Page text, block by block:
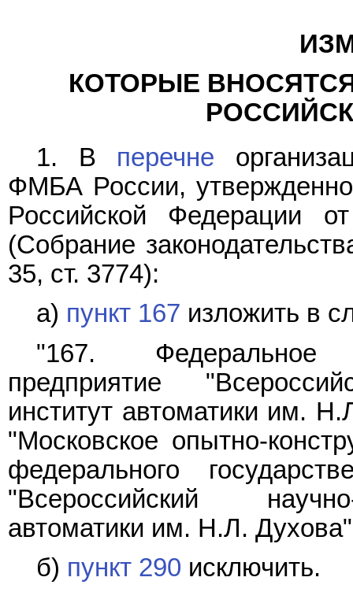
КОТОРЫЕ
1. В перечне
ФМБА России,
Российской Федерации
(Собрание
35, ст. 3774):
а) пункт 167 изложить в
"167. Федеральное
предприятие
институт автоматики им.
"Московское опытно-
федерального
"Всероссийский
автоматики им. Н.Л.
б) пункт 290 исключить.